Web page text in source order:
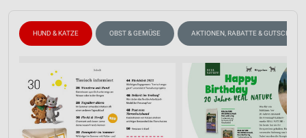
HUND & KATZE OBST & GEMÜSE AKTIONEN, RABATTE & GUTSCHEINE